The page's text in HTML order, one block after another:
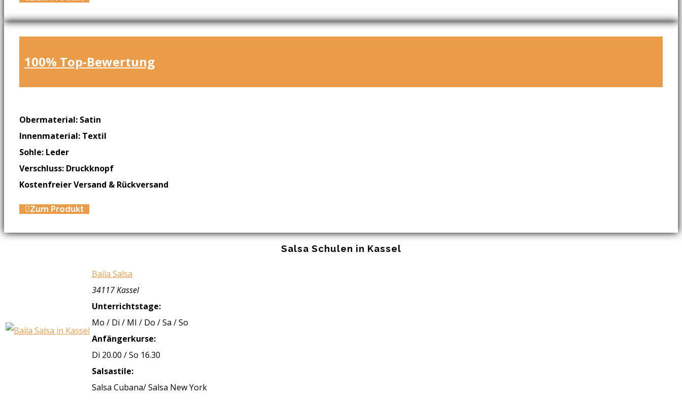
100% Top-Bewertung
Obermaterial: Satin
Innenmaterial: Textil
Sohle: Leder
Verschluss: Druckknopf
Kostenfreier Versand & Rückversand
Zum Produkt
Salsa Schulen in Kassel
Baila Salsa
34117 Kassel
Unterrichtstage:
Mo / Di / MI / Do / Sa / So
Anfängerkurse:
Di 20.00 / So 16.30
Salsastile:
Salsa Cubana/ Salsa New York